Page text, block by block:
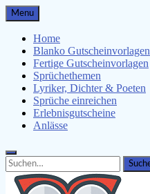
Skip
to
content
Menu
Home
Blanko Gutscheinvorlagen
Fertige Gutscheinvorlagen
Sprüchethemen
Lyriker, Dichter & Poeten
Sprüche einreichen
Erlebnisgutscheine
Anlässe
Search
for:
Search